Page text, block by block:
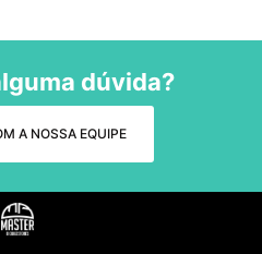
dúvida?
A NOSSA EQUIPE